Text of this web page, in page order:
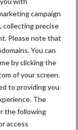
campaign
collecting precise
Please note that
You can
by clicking the
of your screen.
to providing you
The
the following
access
voor